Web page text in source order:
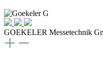
GOEKELER Messetechnik